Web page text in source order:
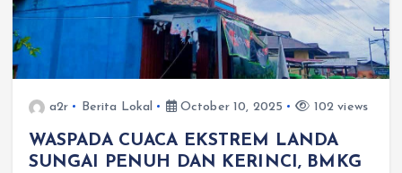
a2r Berita Lokal October 10, 2025 102 views
WASPADA CUACA EKSTREM LANDA
SUNGAI PENUH DAN KERINCI, BMKG